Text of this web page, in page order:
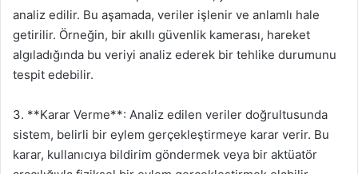
analiz edilir. Bu aşamada, veriler işlenir ve anlamlı hale
getirilir. Örneğin, bir akıllı güvenlik kamerası, hareket
algıladığında bu veriyi analiz ederek bir tehlike durumunu
tespit edebilir.
3. **Karar Verme**: Analiz edilen veriler doğrultusunda
sistem, belirli bir eylem gerçekleştirmeye karar verir. Bu
karar, kullanıcıya bildirim göndermek veya bir aktüatör